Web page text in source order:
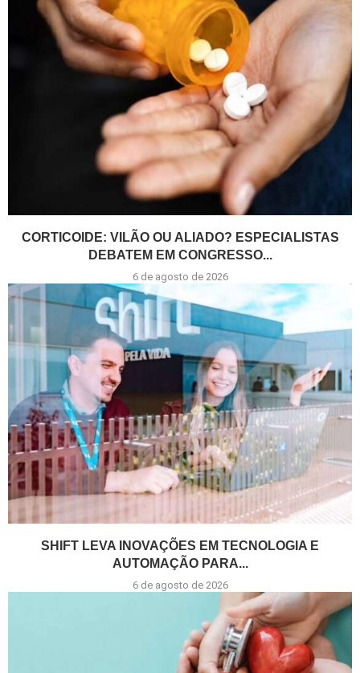
CORTICOIDE: VILÃO OU ALIADO? ESPECIALISTAS
DEBATEM EM CONGRESSO...
6 de agosto de 2026
SHIFT LEVA INOVAÇÕES EM TECNOLOGIA E
AUTOMAÇÃO PARA...
6 de agosto de 2026